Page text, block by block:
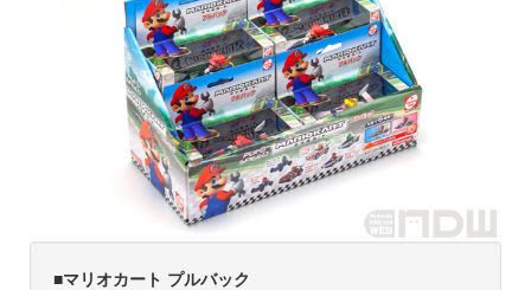
■マリオカート プルバック